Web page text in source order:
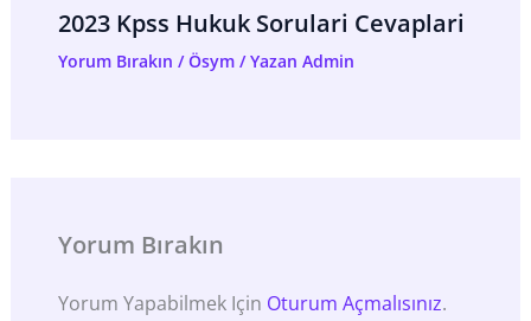
2023 Kpss Hukuk Sorulari Cevaplari
Yorum Bırakın /Ösym/ Yazan Admin
Yorum Bırakın
Yorum Yapabilmek Için Oturum Açmalısınız.